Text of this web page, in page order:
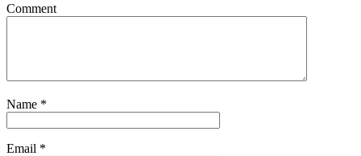
Comment
Name *
Email *